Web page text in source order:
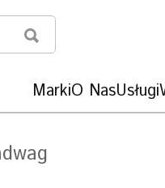
MarkiO NasUsługi